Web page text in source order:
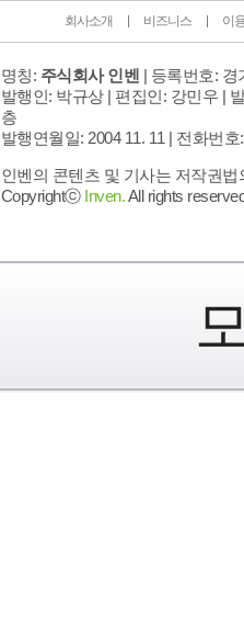
회사소개 비즈니스 이
명칭: 주식회사 인벤 | 등록번호: 경
발행인: 박규상 | 편집인: 강민우 |
층
발행연월일: 2004 11. 11 | 전화번호
인벤의 콘텐츠 및 기사는 저작권
Copyrightⓒ Inven.All rights